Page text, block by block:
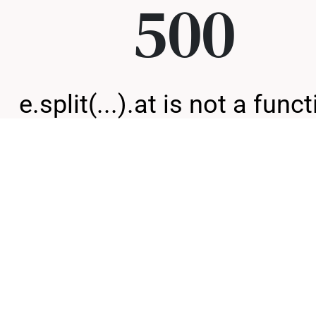
500
e.split(...).at is not a